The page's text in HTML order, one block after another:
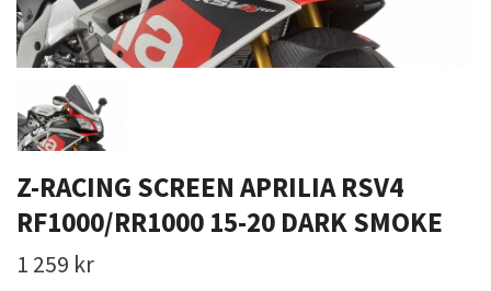
Z-RACING SCREEN APRILIA RSV4
RF1000/RR1000 15-20 DARK SMOKE
1 259 kr